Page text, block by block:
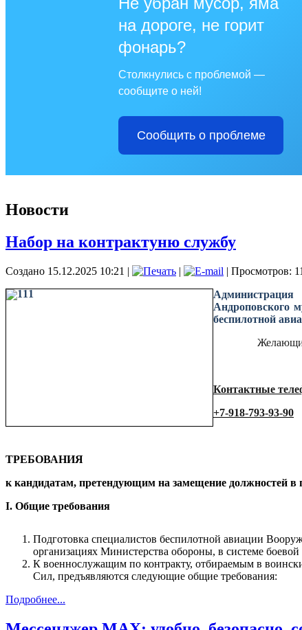
на дороге, не горит
фонарь?
Столкнулись с проблемой —
сообщите о ней!
Сообщить о проблеме
Новости
Набор на контрактуню службу
Создано 15.12.2025 10:21 | |
| Просмотров:
Андроповского
беспилотной
Контактные
+7-918-793-93-90
ТРЕБОВАНИЯ
к кандидатам, претендующим на замещение должностей в
I. Общие требования
Подготовка специалистов беспилотной авиации
организациях Министерства обороны, в системе
К военнослужащим по контракту, отбираемым в
Сил, предъявляются следующие общие требования:
Подробнее...